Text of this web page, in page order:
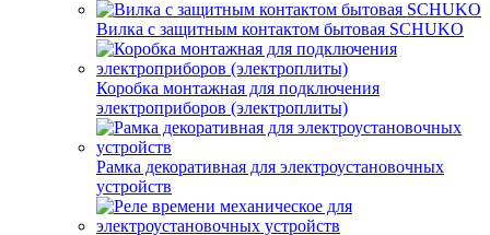
Вилка с защитным контактом бытовая SCHUKO
Коробка монтажная для подключения
электроприборов (электроплиты)
Рамка декоративная для электроустановочных
устройств